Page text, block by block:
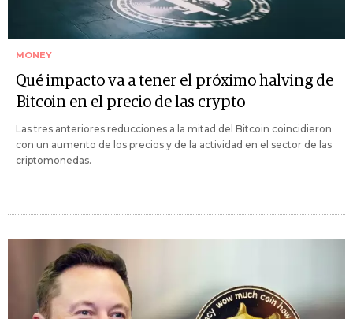
MONEY
Qué impacto va a tener el próximo halving de
Bitcoin en el precio de las crypto
Las tres anteriores reducciones a la mitad del Bitcoin coincidieron
con un aumento de los precios y de la actividad en el sector de las
criptomonedas.